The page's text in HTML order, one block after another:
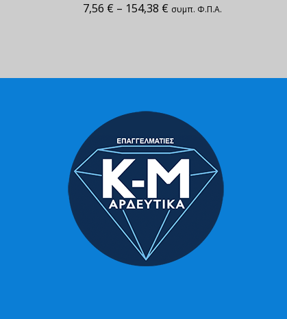
7,56 € – 154,38 € συμπ. Φ.Π.Α.